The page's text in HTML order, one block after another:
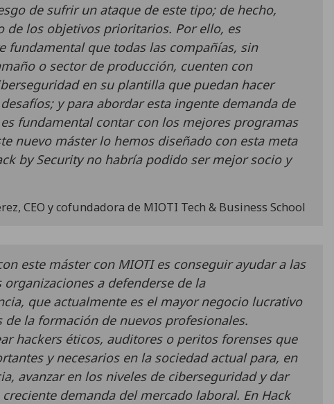
de sufrir un ataque de este tipo; de hecho,
de los objetivos prioritarios. Por ello, es
fundamental que todas las compañías, sin
o sector de producción, cuenten con
en su plantilla que puedan hacer
y para abordar esta ingente demanda de
fundamental contar con los mejores programas
nuevo máster lo hemos diseñado con esta meta
by Security no habría podido ser mejor socio y
CEO y cofundadora de MIOTI Tech & Business School
este máster con MIOTI es conseguir ayudar a las
organizaciones a defenderse de la
que actualmente es el mayor negocio lucrativo
de la formación de nuevos profesionales.
hackers éticos, auditores o peritos forenses que
y necesarios en la sociedad actual para, en
avanzar en los niveles de ciberseguridad y dar
demanda del mercado laboral. En Hack